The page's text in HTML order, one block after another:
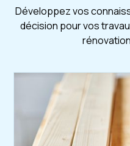
Développez vos
décision pour vos